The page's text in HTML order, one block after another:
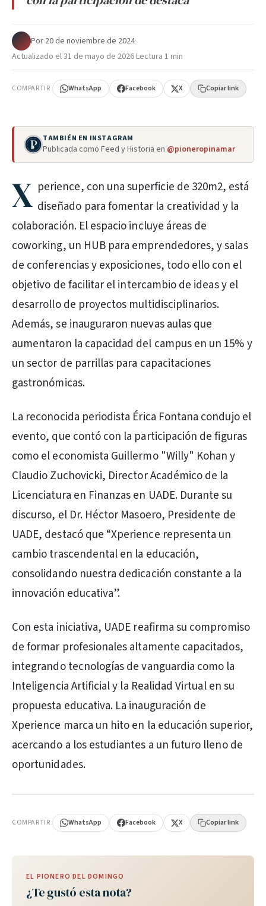
Por·20 de noviembre de 2024·
Actualizado el31 de mayo de 2026·Lectura 1 min
COMPARTIR WhatsApp Facebook X Copiar link
TAMBIÉN EN INSTAGRAM
Publicada como Feed y Historia en @pioneropinamar
X perience, con una superficie de 320m2, está
diseñado para fomentar la creatividad y la
colaboración. El espacio incluye áreas de
coworking, un HUB para emprendedores, y salas
de conferencias y exposiciones, todo ello con el
objetivo de facilitar el intercambio de ideas y el
desarrollo de proyectos multidisciplinarios.
Además, se inauguraron nuevas aulas que
aumentaron la capacidad del campus en un 15% y
un sector de parrillas para capacitaciones
gastronómicas.
La reconocida periodista Érica Fontana condujo el
evento, que contó con la participación de figuras
como el economista Guillermo "Willy" Kohan y
Claudio Zuchovicki, Director Académico de la
Licenciatura en Finanzas en UADE. Durante su
discurso, el Dr. Héctor Masoero, Presidente de
UADE, destacó que “Xperience representa un
cambio trascendental en la educación,
consolidando nuestra dedicación constante a la
innovación educativa”.
Con esta iniciativa, UADE reafirma su compromiso
de formar profesionales altamente capacitados,
integrando tecnologías de vanguardia como la
Inteligencia Artificial y la Realidad Virtual en su
propuesta educativa. La inauguración de
Xperience marca un hito en la educación superior,
acercando a los estudiantes a un futuro lleno de
oportunidades.
COMPARTIR WhatsApp Facebook X Copiar link
EL PIONERO DEL DOMINGO
¿Te gustó esta nota?